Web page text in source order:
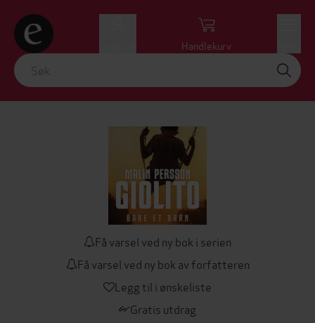
Handlekurv
Få varsel ved ny bok i serien
Få varsel ved ny bok av forfatteren
Legg til i ønskeliste
Gratis utdrag